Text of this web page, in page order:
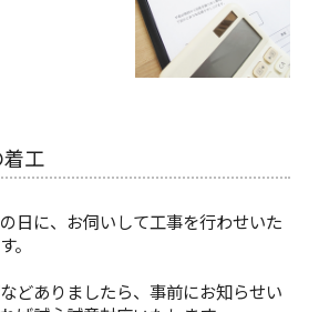
工
日に、お伺いして工事を行わせいた
。
どありましたら、事前にお知らせい